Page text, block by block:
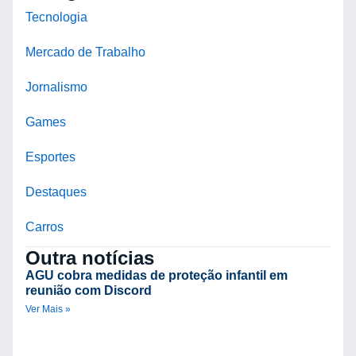
Tecnologia
Mercado de Trabalho
Jornalismo
Games
Esportes
Destaques
Carros
Outra notícias
AGU cobra medidas de proteção infantil em
reunião com Discord
Ver Mais »